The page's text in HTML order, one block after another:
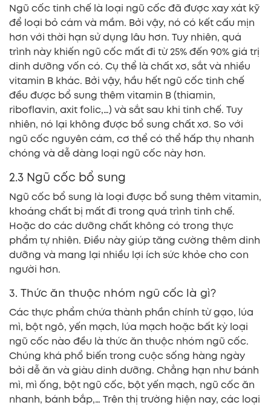
Ngũ cốc tinh chế là loại ngũ cốc đã được xay xát kỹ
để loại bỏ cám và mầm. Bởi vậy, nó có kết cấu mịn
hơn với thời hạn sử dụng lâu hơn. Tuy nhiên, quá
trình này khiến ngũ cốc mất đi từ 25% đến 90% giá trị
dinh dưỡng vốn có. Cụ thể là chất xơ, sắt và nhiều
vitamin B khác. Bởi vậy, hầu hết ngũ cốc tinh chế
đều được bổ sung thêm vitamin B (thiamin,
riboflavin, axit folic,…) và sắt sau khi tinh chế. Tuy
nhiên, nó lại không được bổ sung chất xơ. So với
ngũ cốc nguyên cám, cơ thể có thể hấp thụ nhanh
chóng và dễ dàng loại ngũ cốc này hơn.
2.3 Ngũ cốc bổ sung
Ngũ cốc bổ sung là loại được bổ sung thêm vitamin,
khoáng chất bị mất đi trong quá trình tinh chế.
Hoặc do các dưỡng chất không có trong thực
phẩm tự nhiên. Điều này giúp tăng cường thêm dinh
dưỡng và mang lại nhiều lợi ích sức khỏe cho con
người hơn.
3. Thức ăn thuộc nhóm ngũ cốc là gì?
Các thực phẩm chứa thành phần chính từ gạo, lúa
mì, bột ngô, yến mạch, lúa mạch hoặc bất kỳ loại
ngũ cốc nào đều là thức ăn thuộc nhóm ngũ cốc.
Chúng khá phổ biến trong cuộc sống hàng ngày
bởi dễ ăn và giàu dinh dưỡng. Chẳng hạn như bánh
mì, mì ống, bột ngũ cốc, bột yến mạch, ngũ cốc ăn
nhanh, bánh bắp,… Trên thị trường hiện nay, các loại